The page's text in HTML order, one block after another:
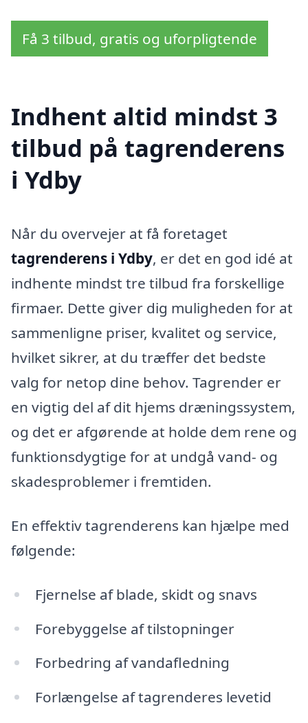
Få 3 tilbud, gratis og uforpligtende
Indhent altid mindst 3
tilbud på tagrenderens
i Ydby
Når du overvejer at få foretaget
tagrenderens i Ydby, er det en god idé at
indhente mindst tre tilbud fra forskellige
firmaer. Dette giver dig muligheden for at
sammenligne priser, kvalitet og service,
hvilket sikrer, at du træffer det bedste
valg for netop dine behov. Tagrender er
en vigtig del af dit hjems dræningssystem,
og det er afgørende at holde dem rene og
funktionsdygtige for at undgå vand- og
skadesproblemer i fremtiden.
En effektiv tagrenderens kan hjælpe med
følgende:
Fjernelse af blade, skidt og snavs
Forebyggelse af tilstopninger
Forbedring af vandafledning
Forlængelse af tagrenderes levetid